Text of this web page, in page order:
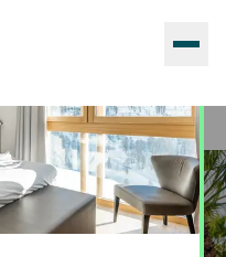
- Giulianova